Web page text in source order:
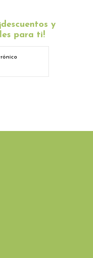
y
para ti!